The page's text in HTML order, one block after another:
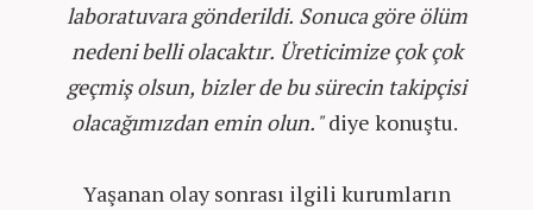
laboratuvara gönderildi. Sonuca göre ölüm
nedeni belli olacaktır. Üreticimize çok çok
geçmiş olsun, bizler de bu sürecin takipçisi
olacağımızdan emin olun."diye konuştu.
Yaşanan olay sonrası ilgili kurumların